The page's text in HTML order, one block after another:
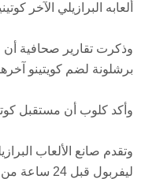
ألعابه البرازيلي الآخر
وذكرت تقارير صحافية
برشلونة لضم كويتينو
وأكد كلوب أن مستقبل
وتقدم صانع الألعاب
ليفربول قبل 24 ساعة من المباراة ضد واتفورد.